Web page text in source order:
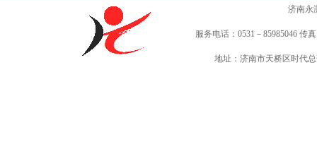
济南永
服务电话：0531－85985046 传
地址：济南市天桥区时代